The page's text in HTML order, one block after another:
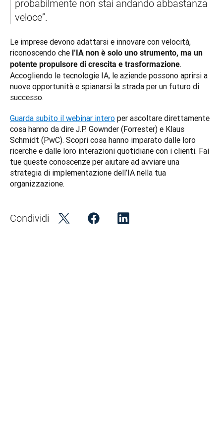
probabilmente non stai andando abbastanza
veloce”.
Le imprese devono adattarsi e innovare con velocità,
riconoscendo che l’IA non è solo uno strumento, ma un
potente propulsore di crescita e trasformazione.
Accogliendo le tecnologie IA, le aziende possono aprirsi a
nuove opportunità e spianarsi la strada per un futuro di
successo.
Guarda subito il webinar intero per ascoltare direttamente
cosa hanno da dire J.P. Gownder (Forrester) e Klaus
Schmidt (PwC). Scopri cosa hanno imparato dalle loro
ricerche e dalle loro interazioni quotidiane con i clienti. Fai
tue queste conoscenze per aiutare ad avviare una
strategia di implementazione dell’IA nella tua
organizzazione.
Condividi